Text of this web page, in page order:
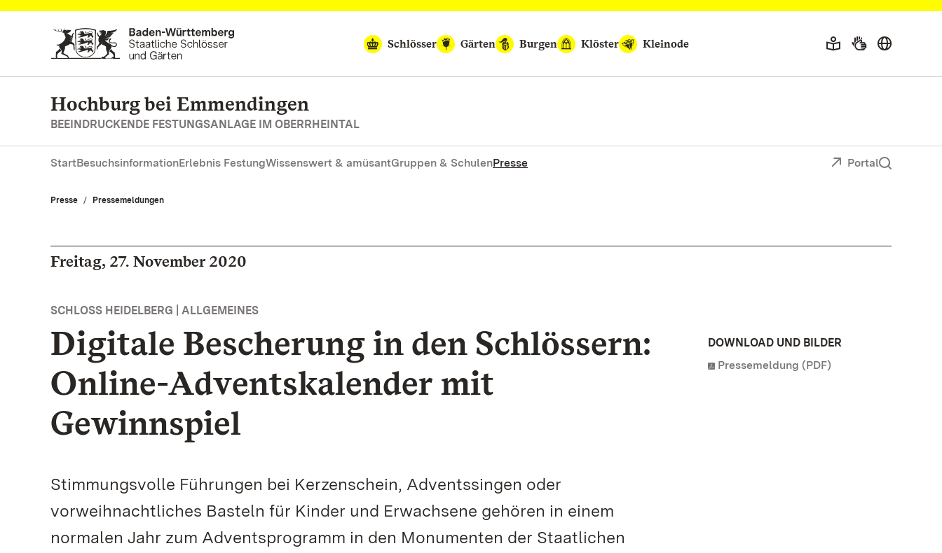
Zum Hauptinhalt springen
Schlösser
Gärten Burgen Klöster Kleinode
Hochburg bei Emmendingen
BEEINDRUCKENDE FESTUNGSANLAGE IM OBERRHEINTAL
StartBesuchsinformationErlebnis FestungWissenswert & amüsantGruppen & SchulenPresse Portal
Presse Pressemeldungen
Freitag, 27. November 2020
SCHLOSS HEIDELBERG | ALLGEMEINES
Digitale Bescherung in den Schlössern:
Online-Adventskalender mit
Gewinnspiel
Stimmungsvolle Führungen bei Kerzenschein, Adventssingen oder
vorweihnachtliches Basteln für Kinder und Erwachsene gehören in einem
normalen Jahr zum Adventsprogramm in den Monumenten der Staatlichen
DOWNLOAD UND BILDER
Pressemeldung (PDF)